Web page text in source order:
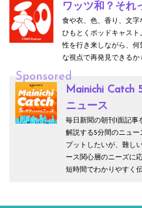
ワッツ和？それ
食や衣、色、香り、文
ひもとくポッドキャス
性を行き来しながら、
な視点で再発見できるか
Sponsored
Mainichi Catch
ニュース
毎日新聞の朝刊1面記事
解説する5分間のニュ
プットしたいが、難し
ース関心層のニーズに
短時間でわかりやすく伝